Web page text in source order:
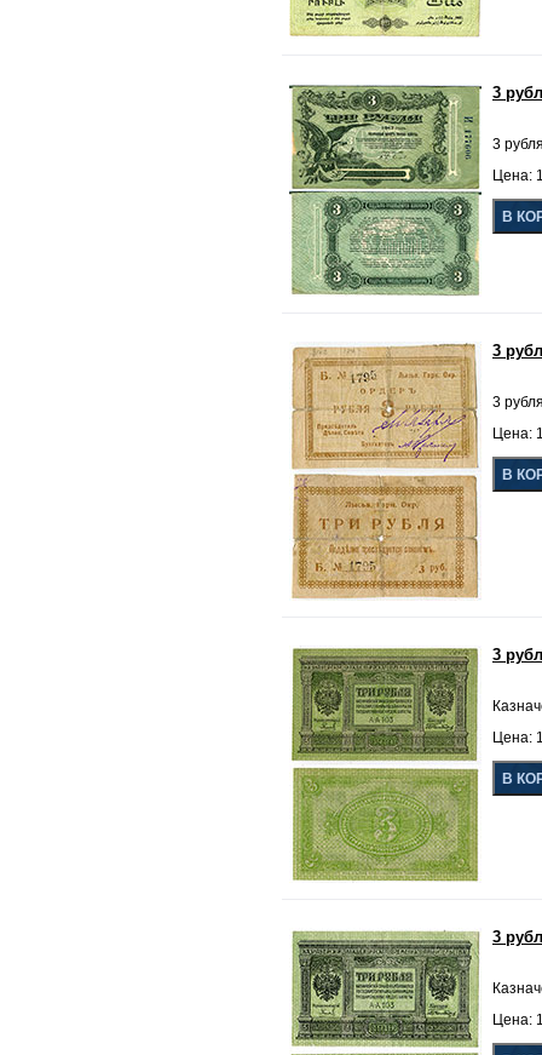
3
3
Цена:
3
3
Цена:
3
Цена:
3
Цена: